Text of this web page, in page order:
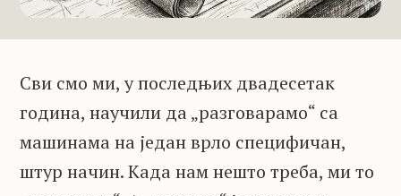
Сви смо ми, у последњих двадесетак
година, научили да „разговарамо“ са
машинама на један врло специфичан,
штур начин. Када нам нешто треба, ми то